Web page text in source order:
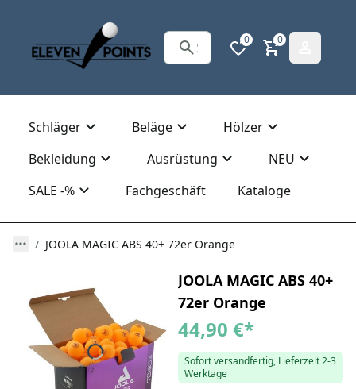
0 0
Schläger Beläge
Hölzer
Bekleidung
Ausrüstung
NEU
SALE -%
Fachgeschäft Kataloge
JOOLA MAGIC ABS 40+ 72er Orange
JOOLA MAGIC ABS 40+
72er Orange
44,90 €*
Sofort versandfertig, Lieferzeit 2-3
Werktage